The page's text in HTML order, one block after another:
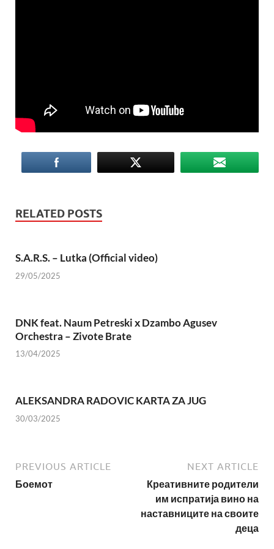
RELATED POSTS
S.A.R.S. – Lutka (Official video)
29/05/2025
DNK feat. Naum Petreski х Dzambo Agusev
Orchestra – Zivote Brate
13/04/2025
ALEKSANDRA RADOVIC KARTA ZA JUG
30/03/2025
PREVIOUS ARTICLE
Боемот
NEXT ARTICLE
Креативните родители
им испратија вино на
наставниците на своите
деца